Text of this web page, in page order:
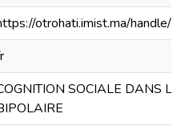
otrohati.imist.ma/
SOCIALE DANS